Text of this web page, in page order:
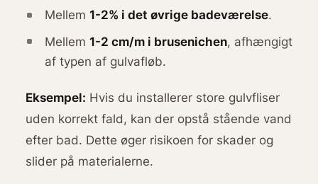
Mellem1-2% i det øvrige badeværelse.
Mellem1-2 cm/m i brusenichen, afhængigt
af typen af gulvafløb.
Eksempel: Hvis du installerer store gulvfliser
uden korrekt fald, kan der opstå stående vand
efter bad. Dette øger risikoen for skader og
slider på materialerne.